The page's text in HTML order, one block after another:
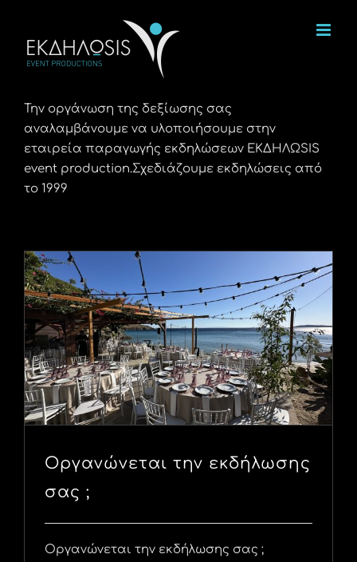
περιεχόμενο
Την οργάνωση της δεξίωσης σας
αναλαμβάνουμε να υλοποιήσουμε στην
εταιρεία παραγωγής εκδηλώσεων ΕΚΔΗΛΩSIS
event production.Σχεδιάζουμε εκδηλώσεις από
το 1999
Οργανώνεται την εκδήλωσης
σας ;
Οργανώνεται την εκδήλωσης σας ;